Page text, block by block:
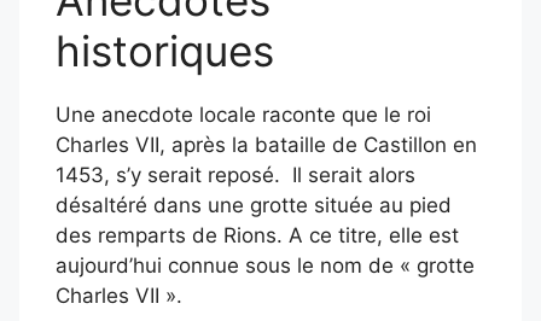
historiques
Une anecdote locale raconte que le roi
Charles VII, après la bataille de Castillon en
1453, s’y serait reposé. Il serait alors
désaltéré dans une grotte située au pied
des remparts de Rions. A ce titre, elle est
aujourd’hui connue sous le nom de « grotte
Charles VII ».